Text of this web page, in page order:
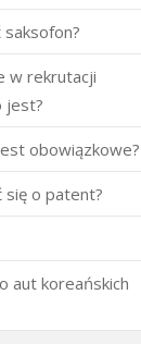
saksofon?
w rekrutacji
jest?
obowiązkowe?
się o patent?
aut koreańskich